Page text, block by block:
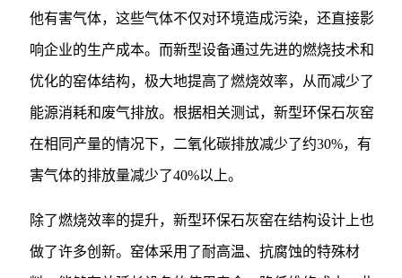
他有害气体，这些气体不仅对环境造成污染，还直接影
响企业的生产成本。而新型设备通过先进的燃烧技术和
优化的窑体结构，极大地提高了燃烧效率，从而减少了
能源消耗和废气排放。根据相关测试，新型环保石灰窑
在相同产量的情况下，二氧化碳排放减少了约30%，有
害气体的排放量减少了40%以上。
除了燃烧效率的提升，新型环保石灰窑在结构设计上也
做了许多创新。窑体采用了耐高温、抗腐蚀的特殊材